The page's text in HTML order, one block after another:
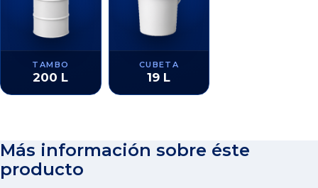
TAMBO
200 L
CUBETA
19 L
Más información sobre éste
producto